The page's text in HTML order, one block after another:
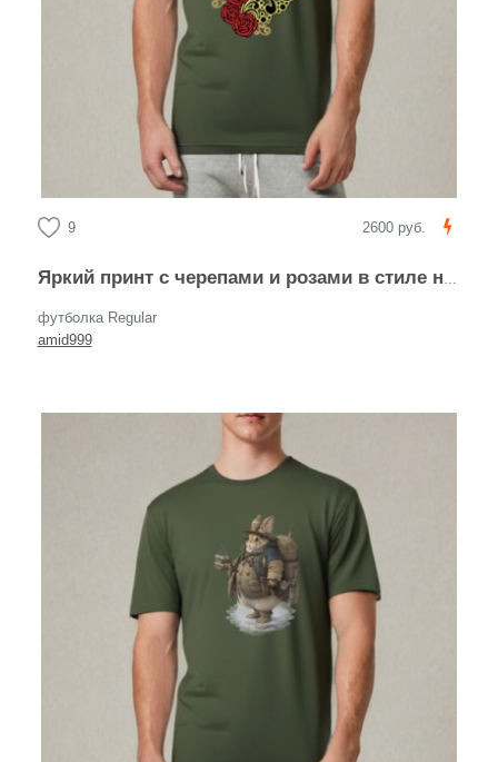
9 2600 руб.
Яркий принт с черепами и розами в стиле нью-скул
футболка Regular
amid999